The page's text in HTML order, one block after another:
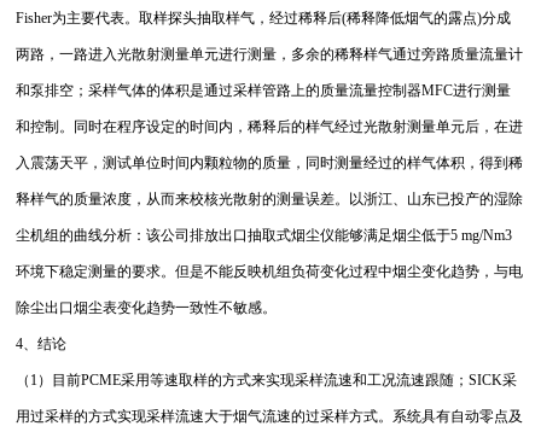
Fisher为主要代表。取样探头抽取样气，经过稀释后(稀释降低烟气的露点)分成
两路，一路进入光散射测量单元进行测量，多余的稀释样气通过旁路质量流量计
和泵排空；采样气体的体积是通过采样管路上的质量流量控制器MFC进行测量
和控制。同时在程序设定的时间内，稀释后的样气经过光散射测量单元后，在进
入震荡天平，测试单位时间内颗粒物的质量，同时测量经过的样气体积，得到稀
释样气的质量浓度，从而来校核光散射的测量误差。以浙江、山东已投产的湿除
尘机组的曲线分析：该公司排放出口抽取式烟尘仪能够满足烟尘低于5 mg/Nm3
环境下稳定测量的要求。但是不能反映机组负荷变化过程中烟尘变化趋势，与电
除尘出口烟尘表变化趋势一致性不敏感。
4、结论
（1）目前PCME采用等速取样的方式来实现采样流速和工况流速跟随；SICK采
用过采样的方式实现采样流速大于烟气流速的过采样方式。系统具有自动零点及